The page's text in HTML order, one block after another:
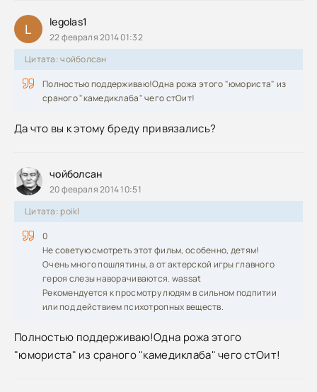
L legolas1
22 февраля 2014 01:32
Цитата: чойболсан
Полностью поддерживаю!Одна рожа этого "юмориста" из
сраного "камедиклаба" чего стОит!
Да что вы к этому бреду привязались?
чойболсан
20 февраля 2014 10:51
Цитата: poikl
0
Не советую смотреть этот фильм, особенно, детям!
Очень много пошлятины, а от актерской игры главного
героя слезы наворачиваются. wassat
Рекомендуется к просмотру людям в сильном подпитии
или под действием психотропных веществ.
Полностью поддерживаю!Одна рожа этого
"юмориста" из сраного "камедиклаба" чего стОит!